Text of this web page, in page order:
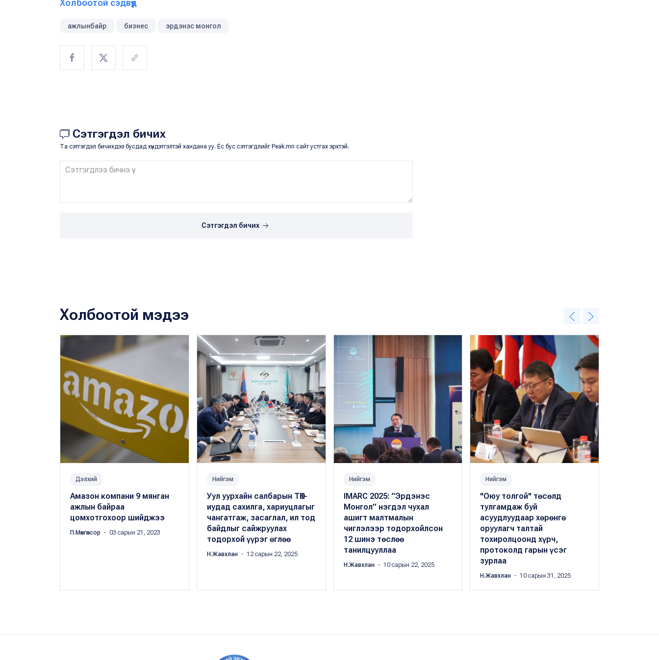
Холбоотой сэдвүүд
ажлынбайр бизнес эрдэнэс монгол
Сэтгэгдэл бичих
Та сэтгэгдэл бичихдээ бусдад хүндэтгэлтэй хандана уу. Ёс бус сэтгэгдлийг Peak.mn сайт устгах эрхтэй.
Сэтгэгдэл бичих
Холбоотой мэдээ
Дэлхий
Амазон компани 9 мянган
ажлын байраа
цомхотгохоор шийджээ
П.Мөнгөнсор ・ 03 сарын 21, 2023
Нийгэм
Уул уурхайн салбарын ТӨК-
иудад сахилга, хариуцлагыг
чангатгаж, засаглал, ил тод
байдлыг сайжруулах
тодорхой үүрэг өглөө
Н.Жавхлан ・ 12 сарын 22, 2025
Нийгэм
IMARC 2025: “Эрдэнэс
Монгол” нэгдэл чухал
ашигт малтмалын
чиглэлээр тодорхойлсон
12 шинэ төслөө
танилцууллаа
Н.Жавхлан ・ 10 сарын 22, 2025
Нийгэм
"Оюу толгой" төсөлд
тулгамдаж буй
асуудлуудаар хөрөнгө
оруулагч талтай
тохиролцоонд хүрч,
протоколд гарын үсэг
зурлаа
Н.Жавхлан ・ 10 сарын 31, 2025